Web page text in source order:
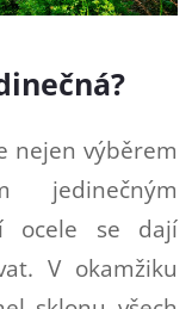
nejen výběrem
jedinečným
ocele se dají
V okamžiku